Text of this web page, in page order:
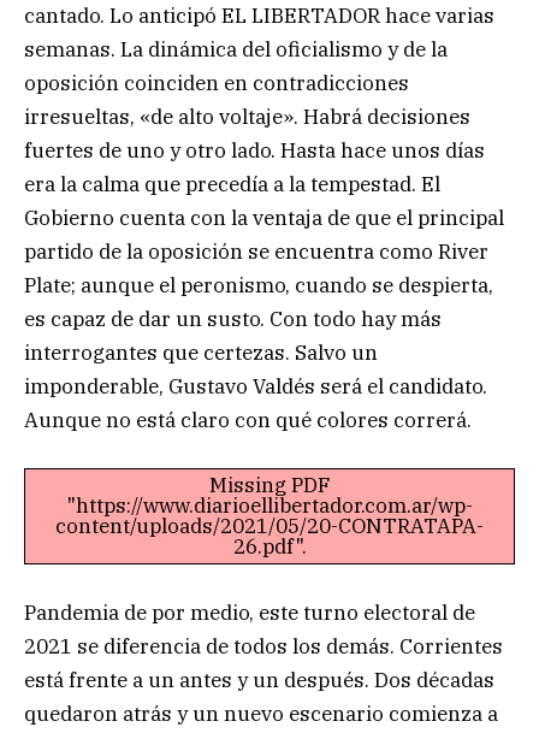
cantado. Lo anticipó EL LIBERTADOR hace varias
semanas. La dinámica del oficialismo y de la
oposición coinciden en contradicciones
irresueltas, «de alto voltaje». Habrá decisiones
fuertes de uno y otro lado. Hasta hace unos días
era la calma que precedía a la tempestad. El
Gobierno cuenta con la ventaja de que el principal
partido de la oposición se encuentra como River
Plate; aunque el peronismo, cuando se despierta,
es capaz de dar un susto. Con todo hay más
interrogantes que certezas. Salvo un
imponderable, Gustavo Valdés será el candidato.
Aunque no está claro con qué colores correrá.
Missing PDF
"https://www.diarioellibertador.com.ar/wp-
content/uploads/2021/05/20-CONTRATAPA-
26.pdf".
Pandemia de por medio, este turno electoral de
2021 se diferencia de todos los demás. Corrientes
está frente a un antes y un después. Dos décadas
quedaron atrás y un nuevo escenario comienza a